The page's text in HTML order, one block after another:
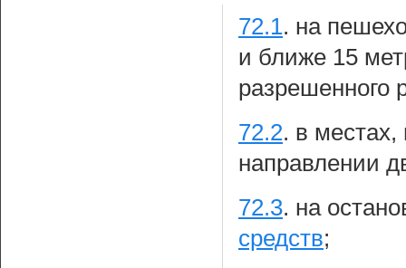
72.1 . на
и ближе 15
разрешенного
72.2. в местах,
направлении
72.3. на
средств;